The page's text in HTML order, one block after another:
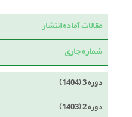
مقالات آماده انتشار
شماره جاری
دوره 3 (1404)
دوره 2 (1403)